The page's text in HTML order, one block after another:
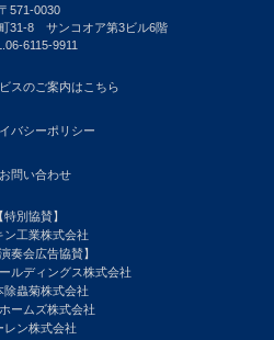
571-0030
31-8 サンコオア第3ビル6階
6115-9911
スのご案内はこちら
バシーポリシー
お問い合わせ
【特別協賛】
ン工業株式会社
奏会広告協賛】
ルディングス株式会社
除蟲菊株式会社
ームズ株式会社
レン株式会社